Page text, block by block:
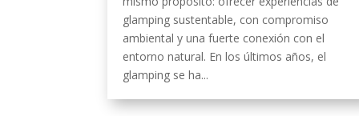
glamping sustentable, con compromiso
ambiental y una fuerte conexión con el
entorno natural. En los últimos años, el
glamping se ha...